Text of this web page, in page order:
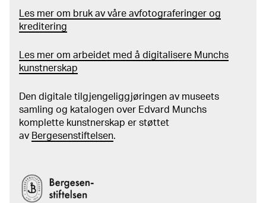
Les mer om bruk av våre avfotograferinger og
kreditering
Les mer om arbeidet med å digitalisere Munchs
kunstnerskap
Den digitale tilgjengeliggjøringen av museets
samling og katalogen over Edvard Munchs
komplette kunstnerskap er støttet
av Bergesenstiftelsen.